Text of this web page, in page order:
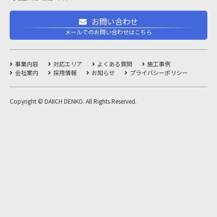
お問い合わせ
メールでのお問い合わせはこちら
事業内容 対応エリア よくある質問
施工事例
会社案内
採用情報 お知らせ プライバシーポリシー
Copyright © DAIICH DENKO. All Rights Reserved.